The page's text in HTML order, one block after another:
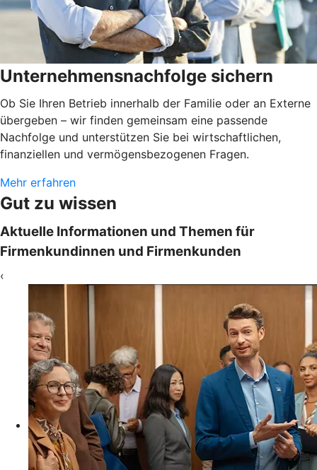
Unternehmensnachfolge sichern
Ob Sie Ihren Betrieb innerhalb der Familie oder an Externe
übergeben – wir finden gemeinsam eine passende
Nachfolge und unterstützen Sie bei wirtschaftlichen,
finanziellen und vermögensbezogenen Fragen.
Mehr erfahren
Gut zu wissen
Aktuelle Informationen und Themen für
Firmenkundinnen und Firmenkunden
‹